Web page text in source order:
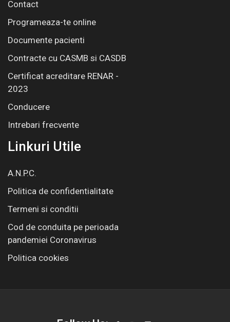
Contact
Programeaza-te online
Documente pacienti
Contracte cu CASMB si CASDB
Certificat acreditare RENAR -
2023
Conducere
Intrebari frecvente
Linkuri Utile
A.N.P.C.
Politica de confidentialitate
Termeni si conditii
Cod de conduita pe perioada
pandemiei Coronavirus
Politica cookies